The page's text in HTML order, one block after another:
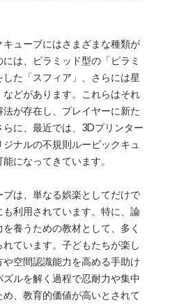
キューブにはさまざまな種類が
は、ピラミッド型の「ピラミ
た「スフィア」、さらには星
どがあります。これらはそれ
が存在し、プレイヤーに新た
に、最近では、3Dプリンター
ナルの不規則ルービックキュ
になってきています。
は、単なる娯楽としてだけで
利用されています。特に、論
養うための教材として、多く
ています。子どもたちが楽し
空間認識能力を高める手助け
ルを解く過程で忍耐力や集中
、教育的価値が高いとされて